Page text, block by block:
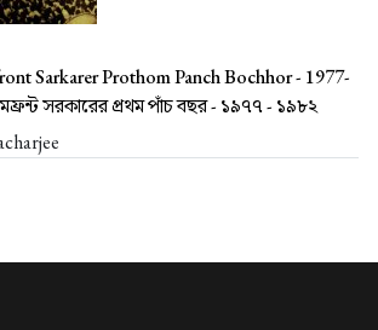
Sarkarer Prothom Panch Bochhor - 1977-
সরকারের প্রথম পাঁচ বছর - ১৯৭৭ - ১৯৮২